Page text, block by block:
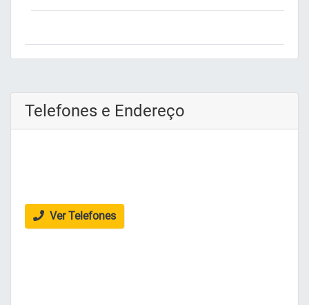
Telefones e Endereço
Ver Telefones